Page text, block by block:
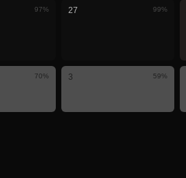
97% 27 99%
70% 3 59%